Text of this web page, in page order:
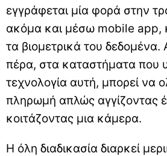
εγγράφεται μία φορά στην
ακόμα και μέσω mobile
τα βιομετρικά του δεδομένα.
πέρα, στα καταστήματα που
τεχνολογία αυτή, μπορεί να
πληρωμή απλώς αγγίζοντας
κοιτάζοντας μια κάμερα.
Η όλη διαδικασία διαρκεί